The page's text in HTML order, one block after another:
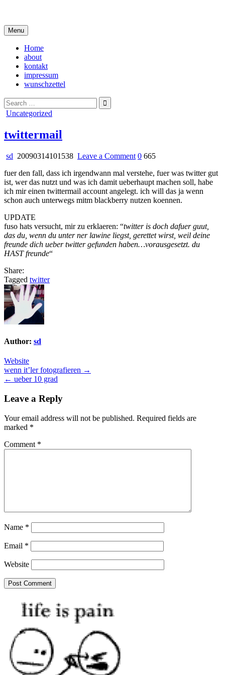
content
Menu
Home
about
kontakt
impressum
wunschzettel
Search
for:
Posted
Uncategorized
twittermail
sd 20090314101538 Leave a Commenton
0 665
fuer den fall, dass ich irgendwann mal verstehe, fuer was twitter gut
ist, wer das nutzt und was ich damit ueberhaupt machen soll, habe
ich mir einen twittermail account angelegt. ich will das ja wenn
schon auch unterwegs mitm blackberry nutzen koennen.
UPDATE
fuso hats versucht, mir zu erklaeren: “twitter is doch dafuer guut,
das du, wenn du unter ner lawine liegst, gerettet wirst, weil deine
freunde dich ueber twitter gefunden haben…vorausgesetzt. du
HAST freunde“
Share:
Tagged twitter
Author: sd
Website
Post
navigation
wenn it’ler fotografieren →
← ueber 10 grad
Leave a Reply
Your email address will not be published. Required fields are
marked *
Comment *
Name *
Email *
Website